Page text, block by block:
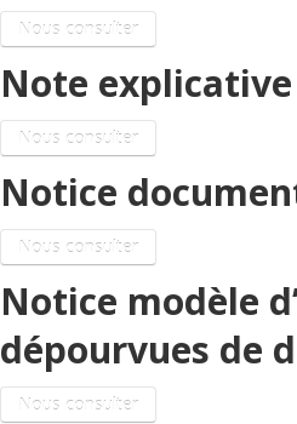
Nous consulter
Note explicative
Nous consulter
Notice
Nous consulter
Notice modèle
dépourvues de
Nous consulter